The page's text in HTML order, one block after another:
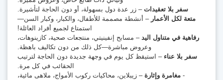
سفر بلا تعقيدات– زر عدة دول بسهولة، أو دون الحاجة لتأشيرة.
متعة لكل الأعمار– أنشطة مصممة للأطفال، والكبار، وكبار السن—
استمتاع لجميع أفراد العائلة!
رفاهية في متناول اليد– مسابح إنفينيتي، منتجعات صحية، كازينوهات،
وعروض مباشرة—كل ذلك من دون تكاليف باهظة.
سفر بلا عناء– استيقظ كل يوم في وجهة جديدة دون الحاجة لترتيب
الحقائب في كل مرة.
مغامرة وإثارة – زيبلاين، محاكيات ركوب الأمواج، ملاهى مائية،